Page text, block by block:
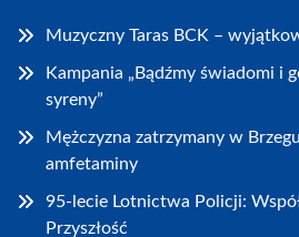
Muzyczny Taras BCK –
Kampania „Bądźmy świadomi i
syreny”
Mężczyzna zatrzymany w
amfetaminy
95-lecie Lotnictwa Policji:
Przyszłość